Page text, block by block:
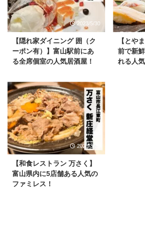
2023/5/30
【隠れ家ダイニング 囲（ク
ーポン有）】富山駅前にあ
る全席個室の人気居酒屋！
【とや
前で新
れる人気
2023/3/29
【和食レストラン 万さく】
富山県内に5店舗ある人気の
ファミレス！